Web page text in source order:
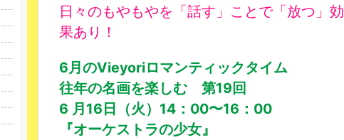
日々のもやもやを「話す」ことで「放つ」効
果あり！
6月のVieyoriロマンティックタイム
往年の名画を楽しむ 第19回
6 月16日（火 ）14：00〜16：00
『オーケストラの少女』